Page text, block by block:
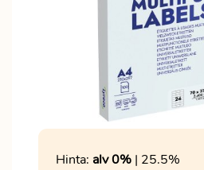
Hinta: alv 0% | 25.5%